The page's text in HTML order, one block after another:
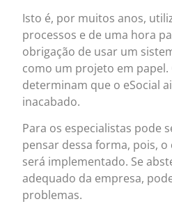
Isto é, por muitos anos,
processos e de uma hora
obrigação de usar um
como um projeto em papel.
determinam que o eSocial
inacabado.
Para os especialistas pode
pensar dessa forma, pois, o
será implementado. Se
adequado da empresa,
problemas.